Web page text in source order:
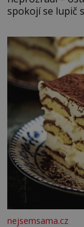
spokojí se lupič
krutý. Jeho činy
nejsemsama.cz